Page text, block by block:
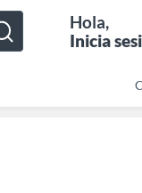
Hola,
Inicia